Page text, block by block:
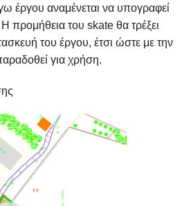
έργου αναμένεται να υπογραφεί
προμήθεια του skate θα τρέξει
του έργου, έτσι ώστε με την
για χρήση.